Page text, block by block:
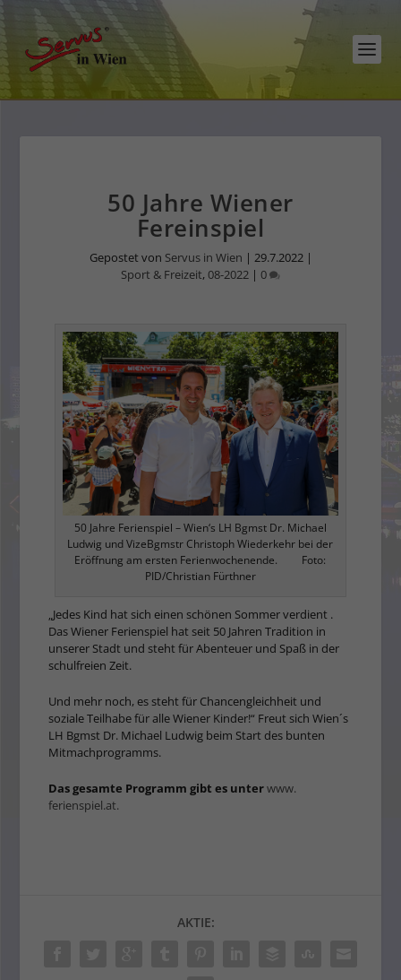
50 Jahre Wiener
Fereinspiel
Gepostet von Servus in Wien | 29.7.2022|
Sport & Freizeit,08-2022 | 0
50 Jahre Ferienspiel – Wien‘s LH Bgmst Dr. Michael
Ludwig und VizeBgmstr Christoph Wiederkehr bei der
Eröffnung am ersten Ferienwochenende. Foto:
PID/Christian Fürthner
„Jedes Kind hat sich einen schönen Sommer verdient .
Das Wiener Ferienspiel hat seit 50 Jahren Tradition in
unserer Stadt und steht für Abenteuer und Spaß in der
schulfreien Zeit.
Und mehr noch, es steht für Chancengleichheit und
soziale Teilhabe für alle Wiener Kinder!“ Freut sich Wien´s
LH Bgmst Dr. Michael Ludwig beim Start des bunten
Mitmachprogramms.
Das gesamte Programm gibt es unterwww.
ferienspiel.at.
AKTIE: